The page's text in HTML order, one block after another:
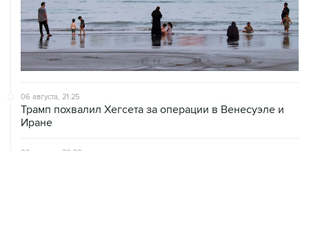
06 августа, 21:25
Трамп похвалил Хегсета за операции в Венесуэле и
Иране
06 августа, 20:30